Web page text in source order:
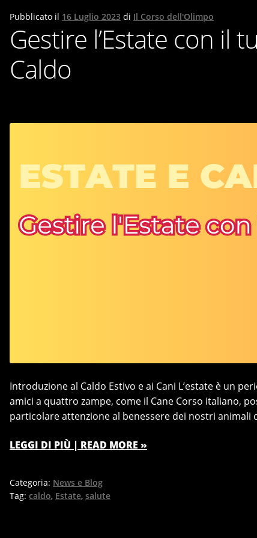
Pubblicato il 16 Luglio 2023 di Il Corso dell'Olimpo
Gestire l’Estate con il
Caldo
Introduzione al Caldo Estivo e ai Cani L’estate è un
amici a quattro zampe, come il Cane Corso italiano,
particolare attenzione al benessere dei nostri
LEGGI DI PIÙ | READ MORE »
Categoria: News e Blog
Tag: caldo, Estate, salute